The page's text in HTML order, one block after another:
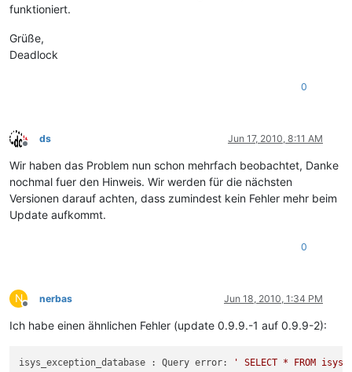
funktioniert.
Grüße,
Deadlock
0
Offline
ds Jun 17, 2010, 8:11 AM
Wir haben das Problem nun schon mehrfach beobachtet, Danke
nochmal fuer den Hinweis. Wir werden für die nächsten
Versionen darauf achten, dass zumindest kein Fehler mehr beim
Update aufkommt.
0
N
Offline
nerbas Jun 18, 2010, 1:34 PM
Ich habe einen ähnlichen Fehler (update 0.9.9.-1 auf 0.9.9-2):
isys_exception_database : Query error: ' SELECT * FROM